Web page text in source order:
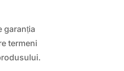
garanția
termeni